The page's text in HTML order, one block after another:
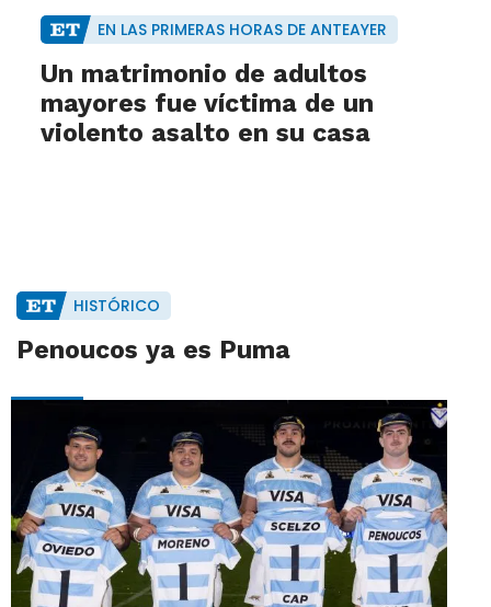
EN LAS PRIMERAS HORAS DE ANTEAYER
Un matrimonio de adultos
mayores fue víctima de un
violento asalto en su casa
HISTÓRICO
Penoucos ya es Puma